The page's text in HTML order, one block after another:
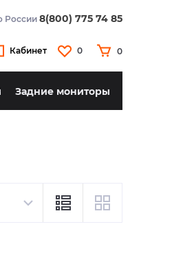
России 8(800) 775 74 85
Кабинет 0 0
Задние мониторы